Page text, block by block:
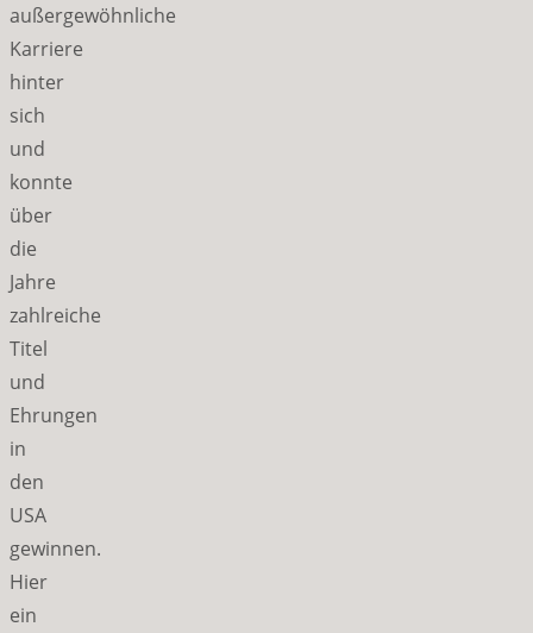
außergewöhnliche
Karriere
hinter
sich
und
konnte
über
die
Jahre
zahlreiche
Titel
und
Ehrungen
in
den
USA
gewinnen.
Hier
ein